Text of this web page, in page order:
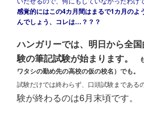
感覚的にはこの4カ月間はまるで1カ月の
んでしょう、コレは…？？？
ハンガリーでは、明日から全
験の筆記試験が始まります。
ワタシの勤め先の高校の仮の校名）でも
試験だけでは終わらず、口頭試験まである
験が終わるのは6月末頃です。